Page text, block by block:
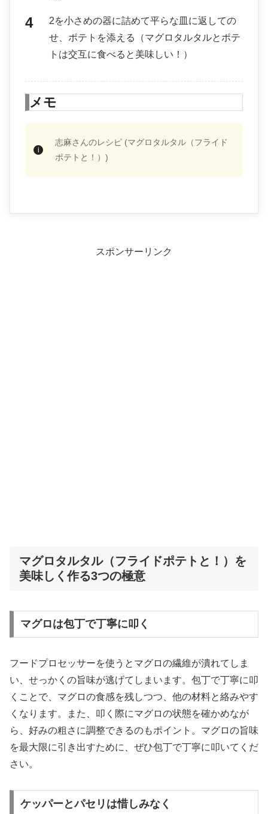
2を小さめの器に詰めて平らな皿に返しての
せ、ポテトを添える（マグロタルタルとポテ
トは交互に食べると美味しい！）
メモ
志麻さんのレシピ (マグロタルタル（フライド
ポテトと！）)
スポンサーリンク
マグロタルタル（フライドポテトと！）を
美味しく作る3つの極意
マグロは包丁で丁寧に叩く
フードプロセッサーを使うとマグロの繊維が潰れてしま
い、せっかくの旨味が逃げてしまいます。包丁で丁寧に叩
くことで、マグロの食感を残しつつ、他の材料と絡みやす
くなります。また、叩く際にマグロの状態を確かめなが
ら、好みの粗さに調整できるのもポイント。マグロの旨味
を最大限に引き出すために、ぜひ包丁で丁寧に叩いてくだ
さい。
ケッパーとパセリは惜しみなく